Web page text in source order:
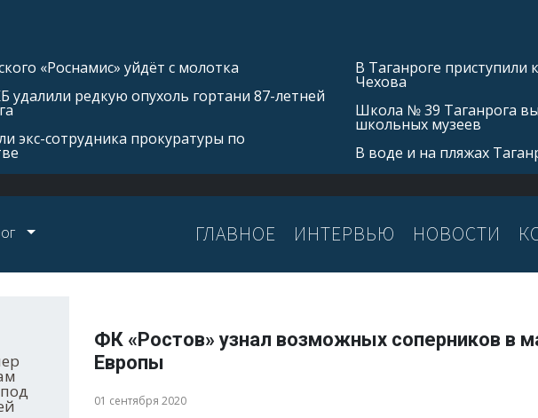
«Роснамис» уйдёт с молотка
удалили редкую опухоль гортани 87-летней
экс-сотрудника прокуратуры по
В Таганроге приступили
Чехова
Школа № 39 Таганрога
школьных музеев
В воде и на пляжах
ГЛАВНОЕ ИНТЕРВЬЮ НОВОСТИ
ФК «Ростов» узнал возможных соперников в
Европы
01 сентября 2020